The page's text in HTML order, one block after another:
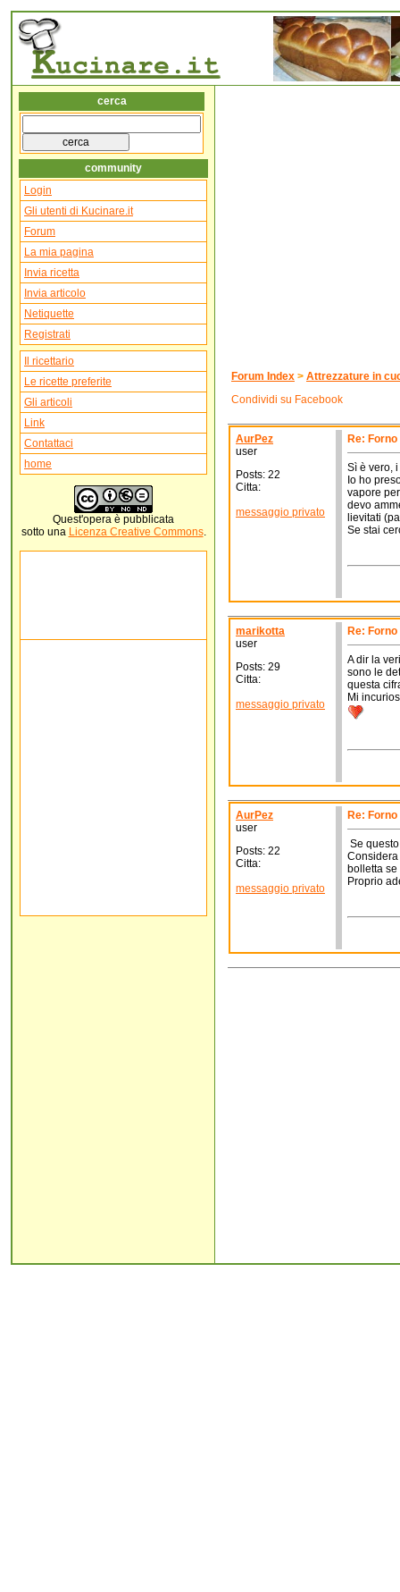
cerca
community
Login
Gli utenti di Kucinare.it
Forum
La mia pagina
Invia ricetta
Invia articolo
Netiquette
Registrati
Il ricettario
Le ricette preferite
Gli articoli
Link
Contattaci
home
Quest'opera è pubblicata
sotto una Licenza Creative Commons.
Forum Index > Attrezzature in
Condividi su Facebook
AurPez
user
Posts: 22
Citta:
messaggio privato
Re:
Sì è vero,
Io ho
vapore
devo
lievitati
Se stai
marikotta
user
Posts: 29
Citta:
messaggio privato
Re:
A dir la
sono le
questa
Mi
AurPez
user
Posts: 22
Citta:
messaggio privato
Re:
Se
bolletta
Proprio